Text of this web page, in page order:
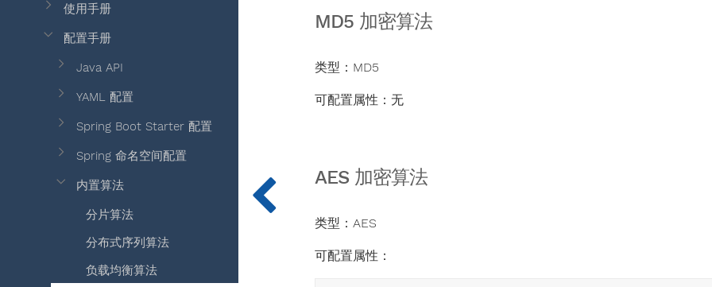
使用手册
配置手册
Java API
YAML 配置
Spring Boot Starter 配置
Spring 命名空间配置
内置算法
分片算法
分布式序列算法
负载均衡算法
MD5 加密算法
类型：MD5
可配置属性：无
AES 加密算法
类型：AES
可配置属性：